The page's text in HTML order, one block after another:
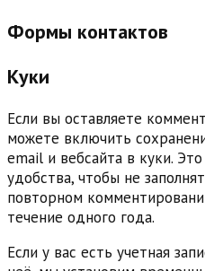
Формы контактов
Куки
Если вы оставляете
можете включить
email и вебсайта в куки.
удобства, чтобы не
повторном
течение одного года.
Если у вас есть учетная